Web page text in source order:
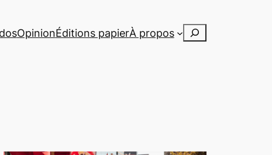
OpinionÉditions papierÀ propos Rechercher